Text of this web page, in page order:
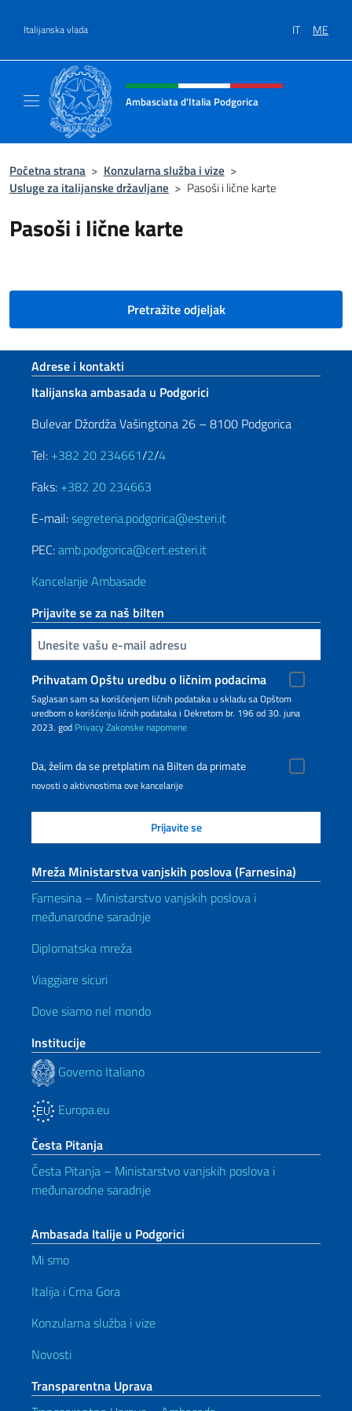
Italijanska vlada IT ME
Header, social and menu of site
Ambasciata d'Italia Podgorica
Početna strana > Konzularna služba i vize >
Usluge za italijanske državljane > Pasoši i lične karte
Pasoši i lične karte
Pretražite odjeljak
Footer section
Adrese i kontakti
Italijanska ambasada u Podgorici
Bulevar Džordža Vašingtona 26 – 8100 Podgorica
Tel: +382 20 234661/2/4
Faks: +382 20 234663
E-mail:segreteria.podgorica@esteri.it
PEC:amb.podgorica@cert.esteri.it
Kancelarije Ambasade
Prijavite se za naš bilten
Unesite vašu e-mail adresu
Prihvatam Opštu uredbu o ličnim podacima
Saglasan sam sa korišćenjem ličnih podataka u skladu sa Opštom
uredbom o korišćenju ličnih podataka i Dekretom br. 196 od 30. juna
2023. god PrivacyZakonske napomene
Da, želim da se pretplatim na Bilten da primate
novosti o aktivnostima ove kancelarije
Mreža Ministarstva vanjskih poslova (Farnesina)
Farnesina – Ministarstvo vanjskih poslova i
međunarodne saradnje
Diplomatska mreža
Viaggiare sicuri
Dove siamo nel mondo
Institucije
Governo Italiano
Europa.eu
Česta Pitanja
Česta Pitanja – Ministarstvo vanjskih poslova i
međunarodne saradnje
Ambasada Italije u Podgorici
Mi smo
Italija i Crna Gora
Konzularna služba i vize
Novosti
Transparentna Uprava